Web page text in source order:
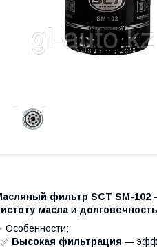
фильтр SCT SM-102
масла и
Особенности:
Высокая фильтрация —